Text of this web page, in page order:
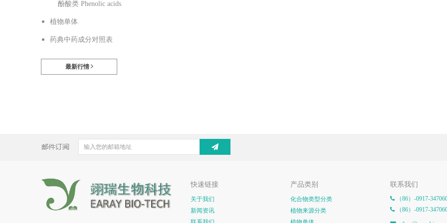
酚酸类 Phenolic acids
植物单体
药典中药成分对照表
最新行情
快速链接
关于我们
新闻资讯
产品类别
化合物类型分类
植物来源分类
联系我们
（86）-0917-
（86）-0917-